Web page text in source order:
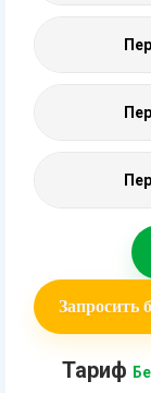
Запросить
Тариф